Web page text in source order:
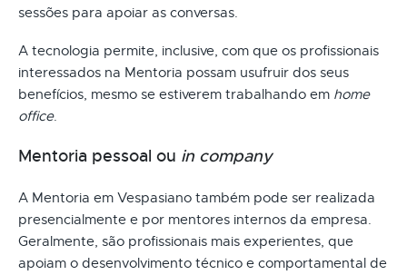
sessões para apoiar as conversas.
A tecnologia permite, inclusive, com que os profissionais
interessados na Mentoria possam usufruir dos seus
benefícios, mesmo se estiverem trabalhando em home
office.
Mentoria pessoal ou in company
A Mentoria em Vespasiano também pode ser realizada
presencialmente e por mentores internos da empresa.
Geralmente, são profissionais mais experientes, que
apoiam o desenvolvimento técnico e comportamental de